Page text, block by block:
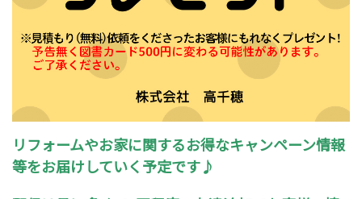
リフォームやお家に関するお得なキャンペーン情報
等をお届けしていく予定です♪